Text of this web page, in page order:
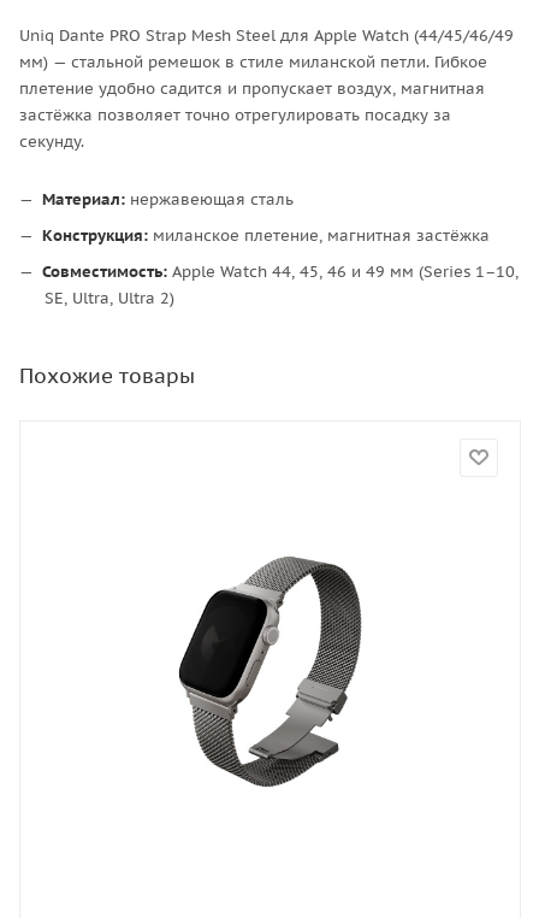
Uniq Dante PRO Strap Mesh Steel для Apple Watch (44/45/46/49
мм) — стальной ремешок в стиле миланской петли. Гибкое
плетение удобно садится и пропускает воздух, магнитная
застёжка позволяет точно отрегулировать посадку за
секунду.
Материал: нержавеющая сталь
Конструкция: миланское плетение, магнитная застёжка
Совместимость: Apple Watch 44, 45, 46 и 49 мм (Series 1–10,
SE, Ultra, Ultra 2)
Похожие товары